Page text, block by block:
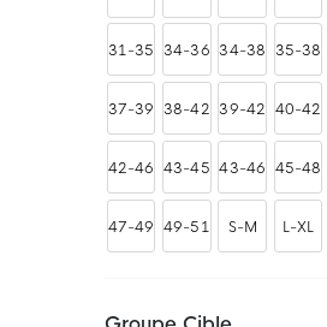
31-35 34-36 34-38 35-38
37-39 38-42 39-42 40-42
42-46 43-45 43-46 45-48
47-49 49-51 S-M L-XL